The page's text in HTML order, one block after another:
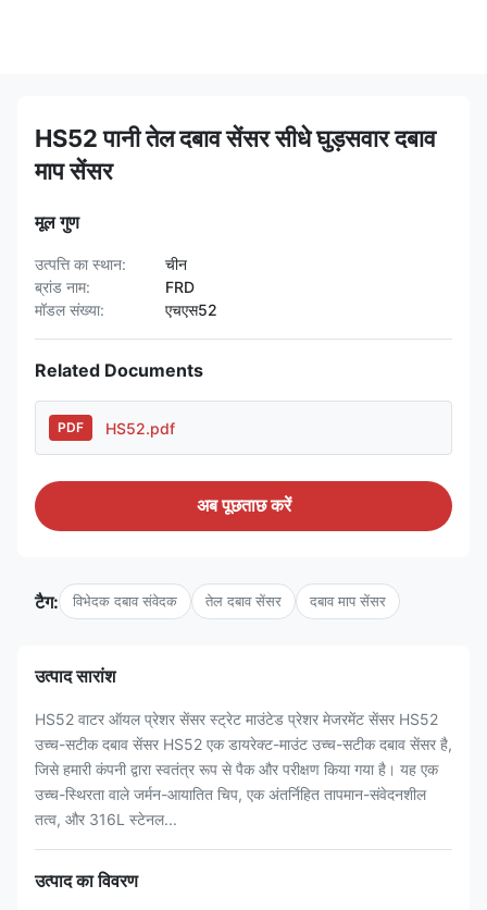
HS52 पानी तेल दबाव सेंसर सीधे घुड़सवार दबाव
माप सेंसर
मूल गुण
उत्पत्ति का स्थान:
चीन
ब्रांड नाम:
FRD
मॉडल संख्या:
एचएस52
Related Documents
PDF HS52.pdf
अब पूछताछ करें
टैग: विभेदक दबाव संवेदक तेल दबाव सेंसर दबाव माप सेंसर
उत्पाद सारांश
HS52 वाटर ऑयल प्रेशर सेंसर स्ट्रेट माउंटेड प्रेशर मेजरमेंट सेंसर HS52
उच्च-सटीक दबाव सेंसर HS52 एक डायरेक्ट-माउंट उच्च-सटीक दबाव सेंसर है,
जिसे हमारी कंपनी द्वारा स्वतंत्र रूप से पैक और परीक्षण किया गया है। यह एक
उच्च-स्थिरता वाले जर्मन-आयातित चिप, एक अंतर्निहित तापमान-संवेदनशील
तत्व, और 316L स्टेनल...
उत्पाद का विवरण